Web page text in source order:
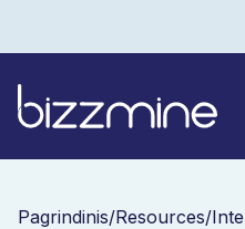
Pagrindinis/Resources/